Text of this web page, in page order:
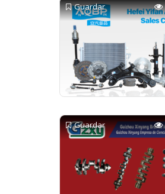
Guardar
Guardar